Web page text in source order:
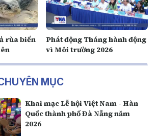
rùa biển
Phát động Tháng hành động
vì Môi trường 2026
MỤC
Khai mạc Lễ hội Việt Nam - Hàn
Quốc thành phố Đà Nẵng năm
2026